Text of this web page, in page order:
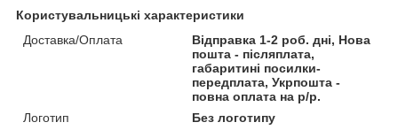
Користувальницькі характеристики
Доставка/Оплата
Відправка 1-2 роб. дні, Нова
пошта - післяплата,
габаритині посилки-
передплата, Укрпошта -
повна оплата на р/р.
Логотип
Без логотипу